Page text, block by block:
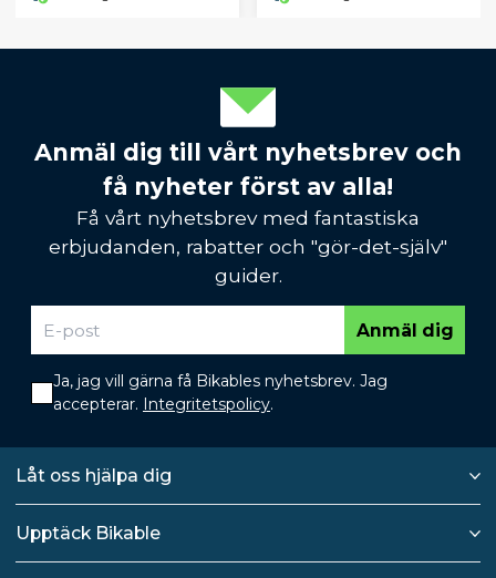
Anmäl dig till vårt nyhetsbrev och
få nyheter först av alla!
Få vårt nyhetsbrev med fantastiska
erbjudanden, rabatter och "gör-det-själv"
guider.
Anmäl dig
Ja, jag vill gärna få Bikables nyhetsbrev. Jag
accepterar. Integritetspolicy.
Låt oss hjälpa dig
Upptäck Bikable